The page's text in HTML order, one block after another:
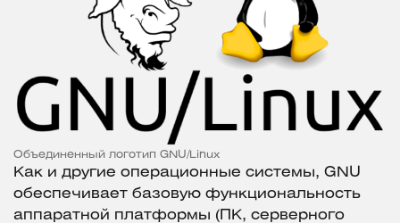
Объединенный логотип GNU/Linux
Как и другие операционные системы, GNU
обеспечивает базовую функциональность
аппаратной платформы (ПК, серверного